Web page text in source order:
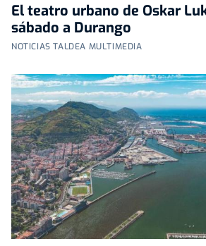
El teatro urbano de Oskar
sábado a Durango
NOTICIAS TALDEA MULTIMEDIA